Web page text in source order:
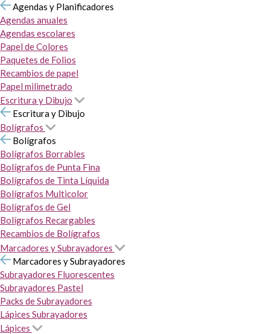
Agendas y Planificadores
Agendas anuales
Agendas escolares
Papel de Colores
Paquetes de Folios
Recambios de papel
Papel milimetrado
Escritura y Dibujo
Escritura y Dibujo
Bolígrafos
Bolígrafos
Bolígrafos Borrables
Bolígrafos de Punta Fina
Bolígrafos de Tinta Líquida
Bolígrafos Multicolor
Bolígrafos de Gel
Bolígrafos Recargables
Recambios de Bolígrafos
Marcadores y Subrayadores
Marcadores y Subrayadores
Subrayadores Fluorescentes
Subrayadores Pastel
Packs de Subrayadores
Lápices Subrayadores
Lápices